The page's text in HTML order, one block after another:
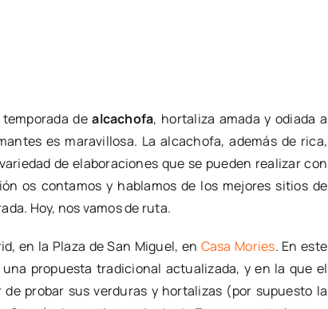
dealcachofa, hortaliza amada y odiada a
es maravillosa. La alcachofa, además de rica,
de elaboraciones que se pueden realizar con
os contamos y hablamos de los mejores sitios de
Hoy, nos vamos de ruta.
en la Plaza de San Miguel, en Casa Mories. En este
propuesta tradicional actualizada, y en la que el
probar sus verduras y hortalizas (por supuesto la